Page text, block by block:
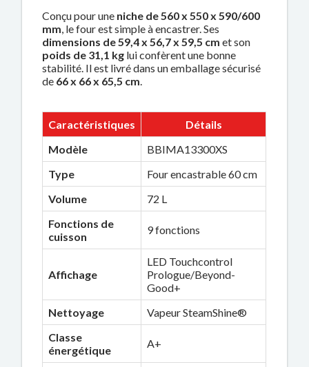
Conçu pour une niche de 560 x 550 x 590/600
mm , le four est simple à encastrer. Ses
dimensions de 59,4 x 56,7 x 59,5 cm et son
poids de 31,1 kg lui confèrent une bonne
stabilité. Il est livré dans un emballage sécurisé
de 66 x 66 x 65,5 cm
Caractéristiques
Détails
Modèle
BBIMA13300XS
Type
Four encastrable 60 cm
Volume
72 L
Fonctions de
cuisson
9 fonctions
Affichage
LED Touchcontrol
Prologue/Beyond-
Good+
Nettoyage
Vapeur SteamShine®
Classe
énergétique
A+